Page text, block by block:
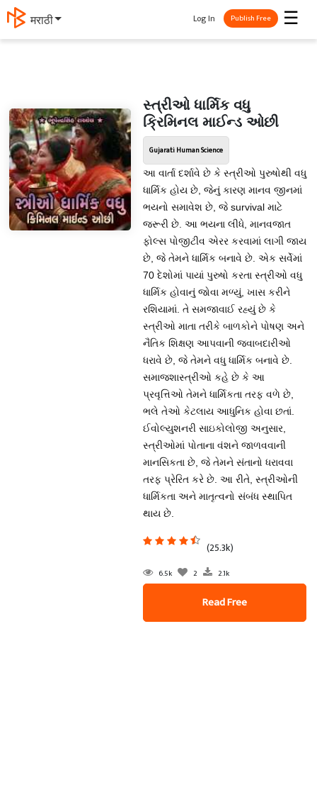
मराठी ☰
Log In Publish Free
સ્ત્રીઓ ધાર્મિક વધુ
ક્રિમિનલ માઈન્ડ ઓછી
Gujarati Human Science
આ વાર્તા દર્શાવે છે કે સ્ત્રીઓ પુરુષોથી વધુ
ધાર્મિક હોય છે, જેનું કારણ માનવ જીનમાં
ભયનો સમાવેશ છે, જે survival માટે
જરૂરી છે. આ ભયના લીધે, માનવજાત
ફોલ્સ પોજીટીવ એરર કરવામાં લાગી જાય
છે, જે તેમને ધાર્મિક બનાવે છે. એક સર્વેમાં
70 દેશોમાં પાયાં પુરુષો કરતા સ્ત્રીઓ વધુ
ધાર્મિક હોવાનું જોવા મળ્યું, ખાસ કરીને
રશિયામાં. તે સમજાવાઈ રહ્યું છે કે
સ્ત્રીઓ માતા તરીકે બાળકોને પોષણ અને
નૈતિક શિક્ષણ આપવાની જવાબદારીઓ
ધરાવે છે, જે તેમને વધુ ધાર્મિક બનાવે છે.
સમાજશાસ્ત્રીઓ કહે છે કે આ
પ્રવૃત્તિઓ તેમને ધાર્મિકતા તરફ વળે છે,
ભલે તેઓ કેટલાય આધુનિક હોવા છતાં.
ઈવોલ્યુશનરી સાઇકોલોજી અનુસાર,
સ્ત્રીઓમાં પોતાના વંશને જાળવવાની
માનસિકતા છે, જે તેમને સંતાનો ધરાવવા
તરફ પ્રેરિત કરે છે. આ રીતે, સ્ત્રીઓની
ધાર્મિકતા અને માતૃત્વનો સંબંધ સ્થાપિત
થાય છે.
(25.3k)
6.5k 2 2.1k
Read Free